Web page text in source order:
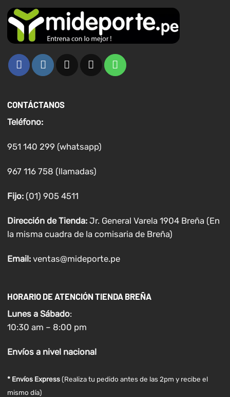
CONTÁCTANOS
Teléfono:
951 140 299 (whatsapp)
967 116 758 (llamadas)
Fijo:(01) 905 4511
Dirección de Tienda: Jr. General Varela 1904 Breña (En
la misma cuadra de la comisaria de Breña)
Email: ventas@mideporte.pe
HORARIO DE ATENCIÓN TIENDA BREÑA
Lunes a Sábado:
10:30 am – 8:00 pm
Envíosa nivel nacional
* Envíos Express(Realiza tu pedido antes de las 2pm y recibe el
mismo día)